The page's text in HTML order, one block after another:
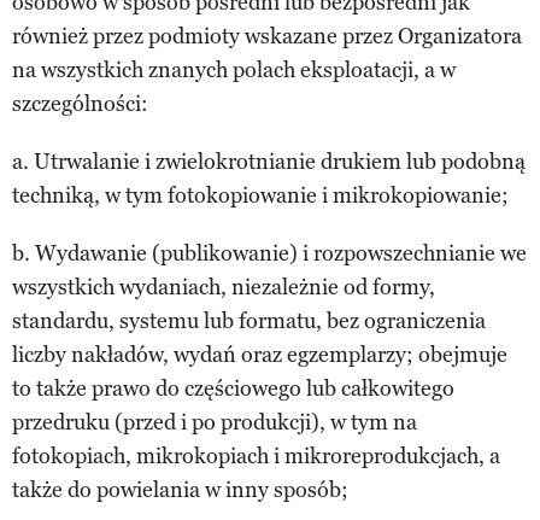
również przez podmioty wskazane przez Organizatora
na wszystkich znanych polach eksploatacji, a w
szczególności:
a. Utrwalanie i zwielokrotnianie drukiem lub podobną
techniką, w tym fotokopiowanie i mikrokopiowanie;
b. Wydawanie (publikowanie) i rozpowszechnianie we
wszystkich wydaniach, niezależnie od formy,
standardu, systemu lub formatu, bez ograniczenia
liczby nakładów, wydań oraz egzemplarzy; obejmuje
to także prawo do częściowego lub całkowitego
przedruku (przed i po produkcji), w tym na
fotokopiach, mikrokopiach i mikroreprodukcjach, a
także do powielania w inny sposób;